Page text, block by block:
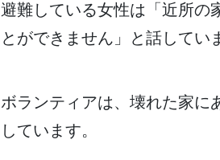
避難している女性は「 近所の
とができません」と話してい
ボランティアは、 壊れた家に
しています。